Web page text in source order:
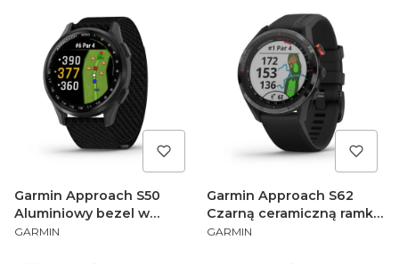
Garmin Approach S50
Aluminiowy bezel w
kolorze Slate z czarnym,
PRODUCENT
GARMIN
Garmin Approach S62
Czarną ceramiczną ramką
z czarnym paskiem 010-
PRODUCENT
GARMIN